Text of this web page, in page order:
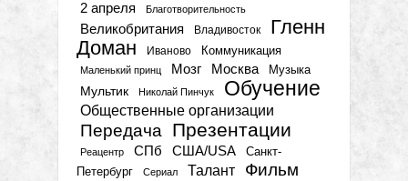
2 апреля Благотворительность
Великобритания Владивосток
Гленн
Доман
Иваново Коммуникация
Маленький принц Мозг Москва Музыка
Мультик Николай Пинчук Обучение
Общественные организации
Передача Презентации
Реацентр СПб США/USA
Санкт-
Петербург
Сериал Талант Фильм